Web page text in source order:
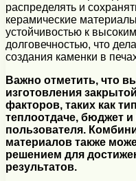
распределять и
керамические
устойчивостью к
долговечностью, что
создания каменки в
Важно отметить, что
изготовления
факторов, таких как
теплоотдаче, бюджет
пользователя.
материалов также
решением для
результатов.